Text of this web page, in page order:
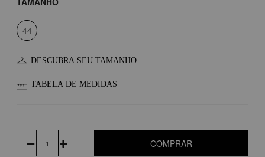
44
DESCUBRA SEU TAMANHO
TABELA DE MEDIDAS
COMPRAR